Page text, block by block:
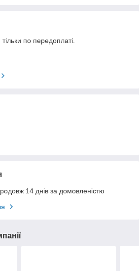
по передоплаті.
14 днів за домовленістю